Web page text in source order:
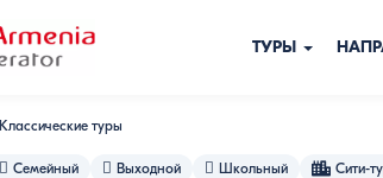
ТУРЫ
Классические туры
Семейный Выходной Школьный Сити-